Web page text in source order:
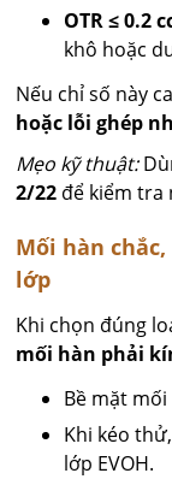
OTR ≤ 0.2
khô hoặc
Nếu chỉ số này
hoặc lỗi ghép
Mẹo kỹ thuật:
2/22 để kiểm tra
Mối hàn
lớp
Khi chọn đúng
mối hàn phải
Bề mặt
Khi kéo
lớp EVOH.